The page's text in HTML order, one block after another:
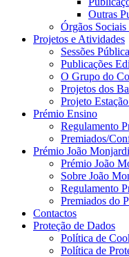
Outras
Órgãos
Projetos e Atividades
Sessões
Publicações
O Grupo do
Projetos dos
Projeto
Prémio Ensino
Regulamento
Premiados/
Prémio João
Prémio João
Sobre João
Regulamento
Premiados do
Contactos
Proteção de Dados
Política de
Política de